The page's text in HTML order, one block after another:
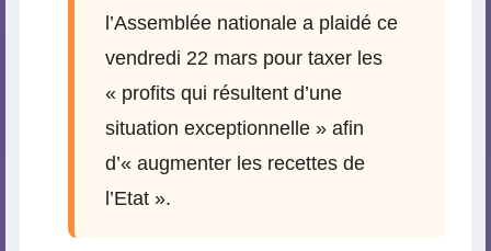
l’Assemblée nationale a plaidé ce
vendredi 22 mars pour taxer les
« profits qui résultent d’une
situation exceptionnelle » afin
d’« augmenter les recettes de
l’Etat ».